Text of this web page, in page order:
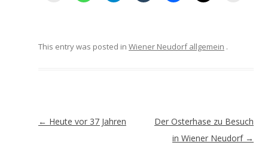
This entry was posted in Wiener Neudorf allgemein .
Artikel-
← Heute vor 37 Jahren
Der Osterhase zu Besuch
in Wiener Neudorf →